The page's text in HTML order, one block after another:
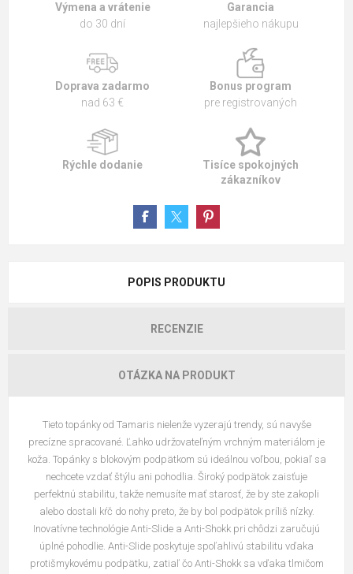
Výmena a vrátenie
do 30 dní
Garancia
najlepšieho nákupu
Doprava zadarmo
nad 63 €
Bonus program
pre registrovaných
Rýchle dodanie
Tisíce spokojných
zákazníkov
POPIS PRODUKTU
RECENZIE
OTÁZKA NA PRODUKT
Tieto topánky od Tamaris nielenže vyzerajú trendy, sú navyše
precízne spracované. Ľahko udržovateľným vrchným materiálom je
koža. Topánky s blokovým podpätkom sú ideálnou voľbou, pokiaľ sa
nechcete vzdať štýlu ani pohodlia. Široký podpätok zaisťuje
perfektnú stabilitu, takže nemusíte mať starosť, že by ste zakopli
alebo dostali kŕč do nohy preto, že by bol podpätok príliš nízky.
Inovatívne technológie Anti-Slide a Anti-Shokk pri chôdzi zaručujú
úplné pohodlie. Anti-Slide poskytuje spoľahlivú stabilitu vďaka
protišmykovému podpätku, zatiaľ čo Anti-Shokk sa vďaka tlmičom